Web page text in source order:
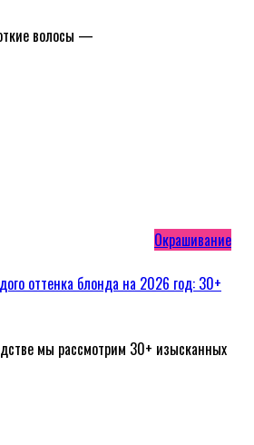
волосы —
Окрашивание
оттенка блонда на 2026 год: 30+
мы рассмотрим 30+ изысканных